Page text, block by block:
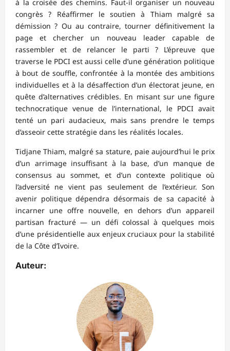
à la croisée des chemins. Faut-il organiser un nouveau
congrès ? Réaffirmer le soutien à Thiam malgré sa
démission ? Ou au contraire, tourner définitivement la
page et chercher un nouveau leader capable de
rassembler et de relancer le parti ? L’épreuve que
traverse le PDCI est aussi celle d’une génération politique
à bout de souffle, confrontée à la montée des ambitions
individuelles et à la désaffection d’un électorat jeune, en
quête d’alternatives crédibles. En misant sur une figure
technocratique venue de l’international, le PDCI avait
tenté un pari audacieux, mais sans prendre le temps
d’asseoir cette stratégie dans les réalités locales.
Tidjane Thiam, malgré sa stature, paie aujourd’hui le prix
d’un arrimage insuffisant à la base, d’un manque de
consensus au sommet, et d’un contexte politique où
l’adversité ne vient pas seulement de l’extérieur. Son
avenir politique dépendra désormais de sa capacité à
incarner une offre nouvelle, en dehors d’un appareil
partisan fracturé — un défi colossal à quelques mois
d’une présidentielle aux enjeux cruciaux pour la stabilité
de la Côte d’Ivoire.
Auteur: